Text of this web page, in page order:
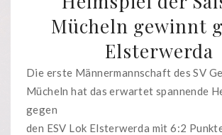
Mücheln gewinnt
Elsterwerda
Die erste Männermannschaft des SV
Mücheln hat das erwartet spannende
gegen
den ESV Lok Elsterwerda mit 6:2